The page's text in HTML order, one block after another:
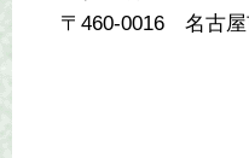
〒460-0016 名古屋